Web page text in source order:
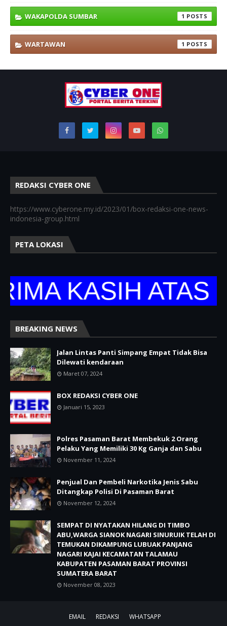
WAKAPOLDA SUMBAR 1
WARTAWAN 1
REDAKSI CYBER ONE
https://www.cyberone.my.id/2023/01/box-redaksi-one-news-
indonesia-group.html
PETA LOKASI
KASIH ATAS
BREAKING NEWS
Jalan Lintas Panti Simpang Empat Tidak Bisa
Dilewati kendaraan
Maret 07, 2024
BOX REDAKSI CYBER ONE
Januari 15, 2023
Polres Pasaman Barat Membekuk 2 Orang
Pelaku Yang Memiliki 30 Kg Ganja dan Sabu
November 11, 2024
Penjual Dan Pembeli Narkotika Jenis Sabu
Ditangkap Polisi Di Pasaman Barat
November 12, 2024
SEMPAT DI NYATAKAN HILANG DI TIMBO
ABU,WARGA SIANOK NAGARI SINURUIK TELAH DI
TEMUKAN DIKAMPUNG LUBUAK PANJANG
NAGARI KAJAI KECAMATAN TALAMAU
KABUPATEN PASAMAN BARAT PROVINSI
SUMATERA BARAT
November 08, 2023
EMAIL REDAKSI WHATSAPP